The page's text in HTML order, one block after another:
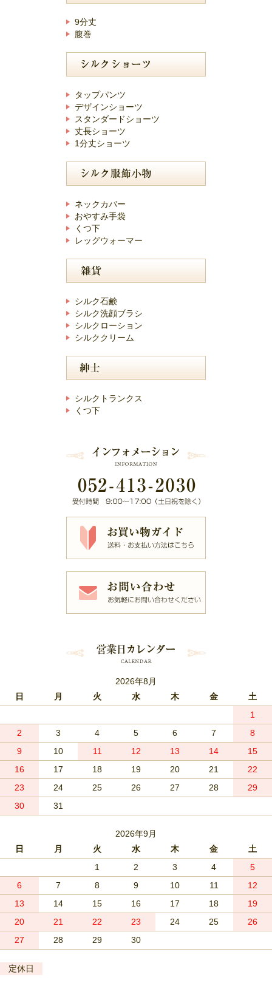
9分丈
腹巻
タップパンツ
デザインショーツ
スタンダードショーツ
丈長ショーツ
1分丈ショーツ
ネックカバー
おやすみ手袋
くつ下
レッグウォーマー
シルク石鹸
シルク洗顔ブラシ
シルクローション
シルククリーム
シルクトランクス
くつ下
2026年8月
日
月 火 水 木 金
土
1
2
3 4 5 6 7
8
9
10 11 12 13 14
15
16
17 18 19 20 21
22
23
24 25 26 27 28
29
30
31
2026年9月
日
月 火 水 木 金
土
1
2 3 4
5
6
7 8 9 10 11
12
13
14 15 16 17 18
19
20
21 22 23 24 25
26
27
28 29 30
定休日